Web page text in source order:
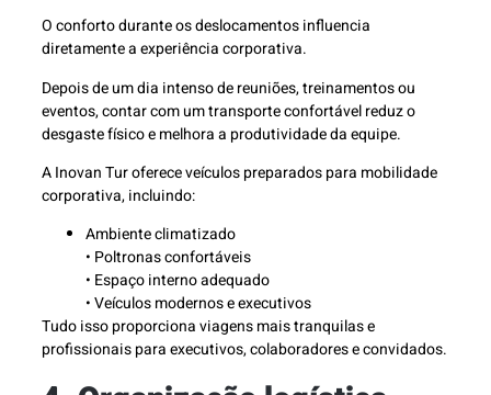
O conforto durante os deslocamentos influencia
diretamente a experiência corporativa.
Depois de um dia intenso de reuniões, treinamentos ou
eventos, contar com um transporte confortável reduz o
desgaste físico e melhora a produtividade da equipe.
A Inovan Tur oferece veículos preparados para mobilidade
corporativa, incluindo:
Ambiente climatizado
• Poltronas confortáveis
• Espaço interno adequado
• Veículos modernos e executivos
Tudo isso proporciona viagens mais tranquilas e
profissionais para executivos, colaboradores e convidados.